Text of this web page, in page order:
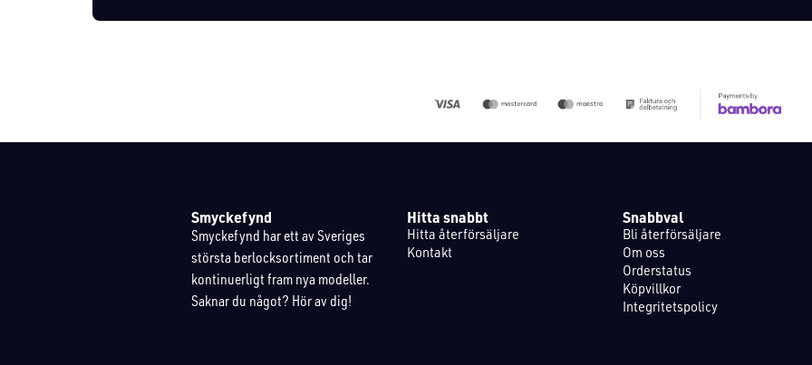
Smyckefynd
Smyckefynd har ett av Sveriges
största berlocksortiment och tar
kontinuerligt fram nya modeller.
Saknar du något? Hör av dig!
Hitta snabbt
Hitta återförsäljare
Kontakt
Snabbval
Bli återförsäljare
Om oss
Orderstatus
Köpvillkor
Integritetspolicy